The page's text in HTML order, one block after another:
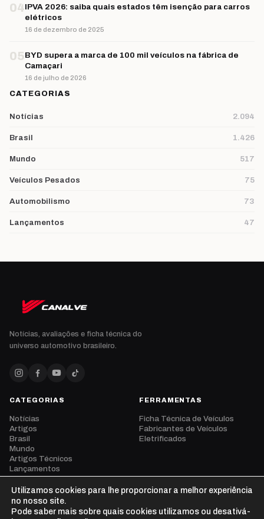
04IPVA 2026: saiba quais estados têm isenção para carros
elétricos
16 de dezembro de 2025
05BYD supera a marca de 100 mil veículos na fábrica de
Camaçari
16 de julho de 2026
CATEGORIAS
Notícias 2.094
Brasil 1.426
Mundo 517
Veículos Pesados 75
Automobilismo 73
Lançamentos 47
Notícias, avaliações e ficha técnica do
universo automotivo brasileiro.
CATEGORIAS
Notícias
Artigos
Brasil
Mundo
Artigos Técnicos
Lançamentos
Eventos
Opinião
Vídeos
FERRAMENTAS
Ficha Técnica de Veículos
Fabricantes de Veículos
Eletrificados
Utilizamos cookies para lhe proporcionar a melhor experiência
no nosso site.
Pode saber mais sobre quais cookies utilizamos ou desativá-